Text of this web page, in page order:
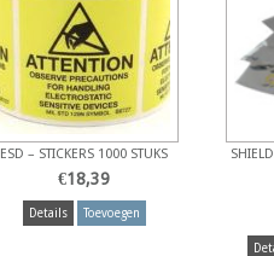
ESD – STICKERS 1000 STUKS
€18,39
Details Toevoegen